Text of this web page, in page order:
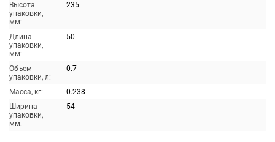
Высота
упаковки,
мм:
235
Длина
упаковки,
мм:
50
Объем
упаковки, л:
0.7
Масса, кг:
0.238
Ширина
упаковки,
мм:
54